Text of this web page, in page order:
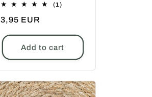
(1)1
Regular
3,95 EUR
Add to cart